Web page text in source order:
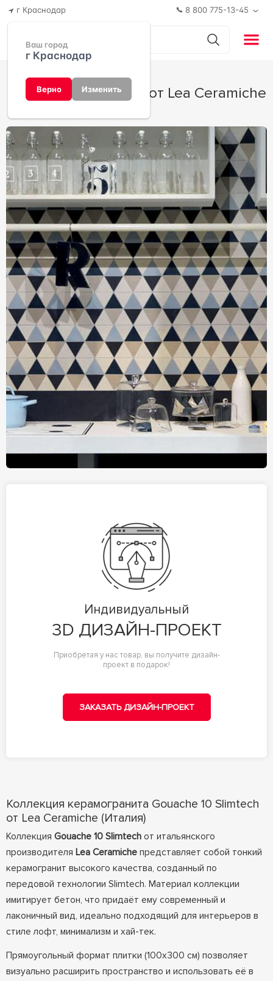
г Краснодар
Ваш город
г Краснодар
Верно Изменить
8 800 775-13-45
Gouache 10 Slimtech от Lea Ceramiche
Индивидуальный
3D ДИЗАЙН-ПРОЕКТ
Приобретая у нас товар, вы получите дизайн-
проект в подарок!
ЗАКАЗАТЬ ДИЗАЙН-ПРОЕКТ
Коллекция керамогранита Gouache 10 Slimtech
от Lea Ceramiche (Италия)
Коллекция Gouache 10 Slimtechот итальянского
производителя Lea Ceramicheпредставляет собой тонкий
керамогранит высокого качества, созданный по
передовой технологии Slimtech. Материал коллекции
имитирует бетон, что придаёт ему современный и
лаконичный вид, идеально подходящий для интерьеров в
стиле лофт, минимализм и хай-тек.
Прямоугольный формат плитки (100x300 см) позволяет
визуально расширить пространство и использовать её в